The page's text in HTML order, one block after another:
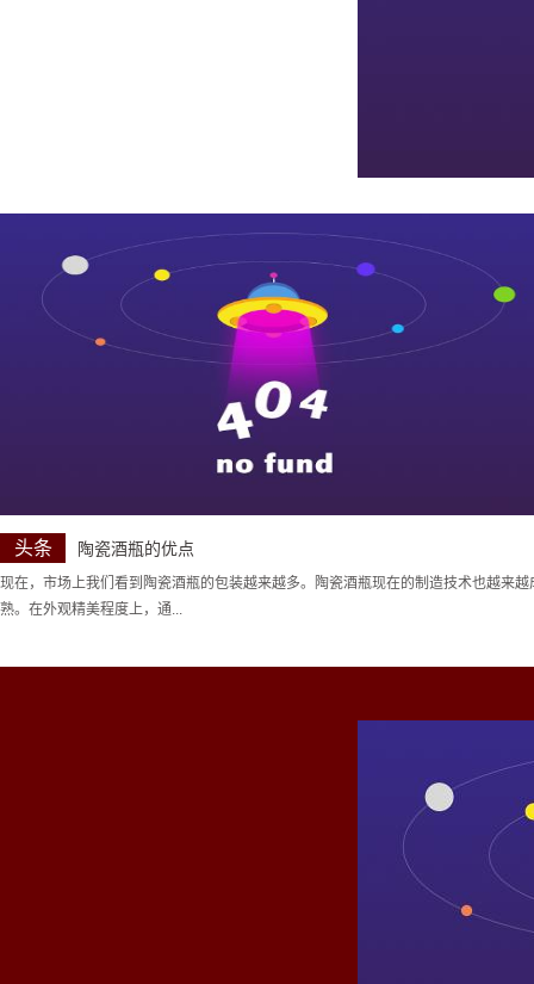
头条 陶瓷酒瓶的优点
现在，市场上我们看到陶瓷酒瓶的包装越来越多。陶瓷酒瓶现在的制造技术也越来越
熟。在外观精美程度上，通...